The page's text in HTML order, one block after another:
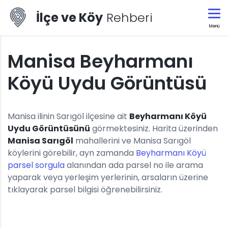
İlçe ve Köy Rehberi
Menü
Manisa Beyharmanı
Köyü Uydu Görüntüsü
Manisa ilinin Sarıgöl ilçesine ait Beyharmanı Köyü
Uydu Görüntüsünü görmektesiniz. Harita üzerinden
Manisa Sarıgöl mahallerini ve Manisa Sarıgöl
köylerini görebilir, ayn zamanda Beyharmanı Köyü
parsel sorgulaalanından ada parsel no ile arama
yaparak veya yerleşim yerlerinin, arsaların üzerine
tıklayarak parsel bilgisi öğrenebilirsiniz.